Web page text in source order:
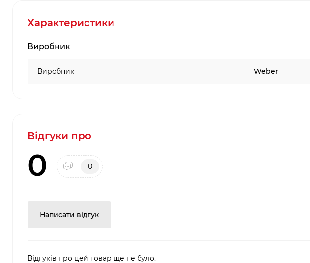
Характеристики
Виробник
Виробник Weber
Відгуки про
0 0
Написати відгук
Відгуків про цей товар ще не було.